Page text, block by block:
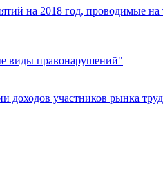
на 2018 год, проводимые
виды правонарушений"
доходов участников рынка